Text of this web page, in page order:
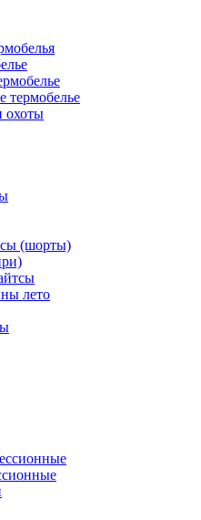
термобелье
охоты
(шорты)
лето